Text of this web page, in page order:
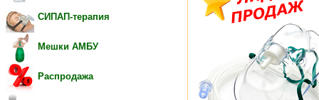
СИПАП-терапия
Мешки АМБУ
Распродажа